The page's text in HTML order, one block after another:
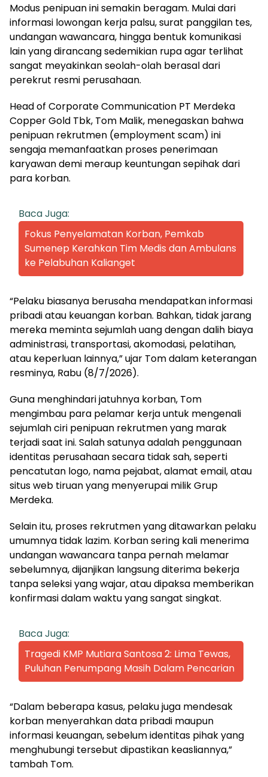
Modus penipuan ini semakin beragam. Mulai dari
informasi lowongan kerja palsu, surat panggilan tes,
undangan wawancara, hingga bentuk komunikasi
lain yang dirancang sedemikian rupa agar terlihat
sangat meyakinkan seolah-olah berasal dari
perekrut resmi perusahaan.
Head of Corporate Communication PT Merdeka
Copper Gold Tbk, Tom Malik, menegaskan bahwa
penipuan rekrutmen (employment scam) ini
sengaja memanfaatkan proses penerimaan
karyawan demi meraup keuntungan sepihak dari
para korban.
Baca Juga:
Fokus Penyelamatan Korban, Pemkab
Sumenep Kerahkan Tim Medis dan Ambulans
ke Pelabuhan Kalianget
“Pelaku biasanya berusaha mendapatkan informasi
pribadi atau keuangan korban. Bahkan, tidak jarang
mereka meminta sejumlah uang dengan dalih biaya
administrasi, transportasi, akomodasi, pelatihan,
atau keperluan lainnya,” ujar Tom dalam keterangan
resminya, Rabu (8/7/2026).
Guna menghindari jatuhnya korban, Tom
mengimbau para pelamar kerja untuk mengenali
sejumlah ciri penipuan rekrutmen yang marak
terjadi saat ini. Salah satunya adalah penggunaan
identitas perusahaan secara tidak sah, seperti
pencatutan logo, nama pejabat, alamat email, atau
situs web tiruan yang menyerupai milik Grup
Merdeka.
Selain itu, proses rekrutmen yang ditawarkan pelaku
umumnya tidak lazim. Korban sering kali menerima
undangan wawancara tanpa pernah melamar
sebelumnya, dijanjikan langsung diterima bekerja
tanpa seleksi yang wajar, atau dipaksa memberikan
konfirmasi dalam waktu yang sangat singkat.
Baca Juga:
Tragedi KMP Mutiara Santosa 2: Lima Tewas,
Puluhan Penumpang Masih Dalam Pencarian
“Dalam beberapa kasus, pelaku juga mendesak
korban menyerahkan data pribadi maupun
informasi keuangan, sebelum identitas pihak yang
menghubungi tersebut dipastikan keasliannya,”
tambah Tom.